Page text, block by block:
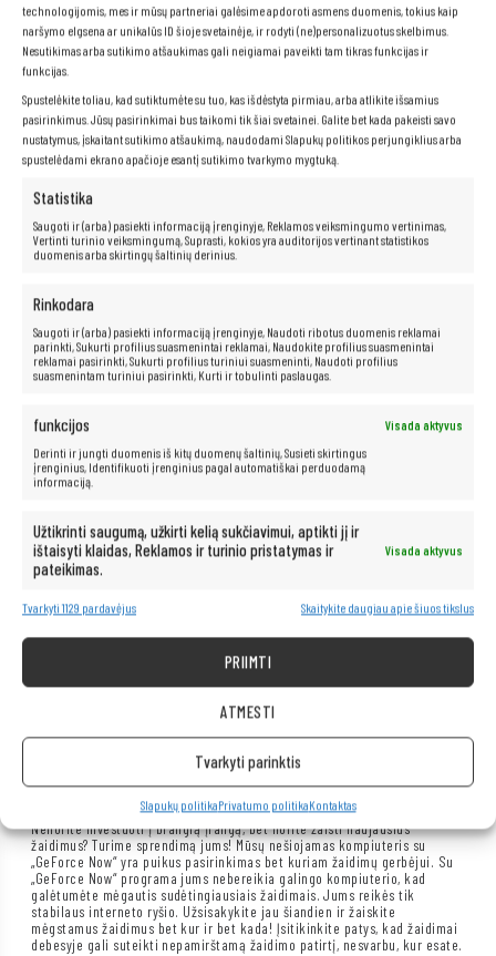
technologijomis, mes ir mūsų partneriai galėsime apdoroti asmens duomenis, tokius kaip
naršymo elgsena ar unikalūs ID šioje svetainėje, ir rodyti (ne)personalizuotus skelbimus.
Nesutikimas arba sutikimo atšaukimas gali neigiamai paveikti tam tikras funkcijas ir
funkcijas.
Spustelėkite toliau, kad sutiktumėte su tuo, kas išdėstyta pirmiau, arba atlikite išsamius
pasirinkimus. Jūsų pasirinkimai bus taikomi tik šiai svetainei. Galite bet kada pakeisti savo
nustatymus, įskaitant sutikimo atšaukimą, naudodami Slapukų politikos perjungiklius arba
spustelėdami ekrano apačioje esantį sutikimo tvarkymo mygtuką.
Statistika
Saugoti ir (arba) pasiekti informaciją įrenginyje, Reklamos veiksmingumo vertinimas,
Vertinti turinio veiksmingumą, Suprasti, kokios yra auditorijos vertinant statistikos
duomenis arba skirtingų šaltinių derinius.
Rinkodara
Saugoti ir (arba) pasiekti informaciją įrenginyje, Naudoti ribotus duomenis reklamai
parinkti, Sukurti profilius suasmenintai reklamai, Naudokite profilius suasmenintai
reklamai pasirinkti, Sukurti profilius turiniui suasmeninti, Naudoti profilius
suasmenintam turiniui pasirinkti, Kurti ir tobulinti paslaugas.
funkcijos
Visada aktyvus
Derinti ir jungti duomenis iš kitų duomenų šaltinių, Susieti skirtingus
įrenginius, Identifikuoti įrenginius pagal automatiškai perduodamą
informaciją.
Užtikrinti saugumą, užkirti kelią sukčiavimui, aptikti jį ir
ištaisyti klaidas, Reklamos ir turinio pristatymas ir
pateikimas.
Visada aktyvus
Tvarkyti 1129 pardavėjus Skaitykite daugiau apie šiuos tikslus
PRIIMTI
ATMESTI
Tvarkyti parinktis
Slapukų politikaPrivatumo politikaKontaktas
„Intel Core i5-8265u“ procesorius
„Intel Core i5“procesoriai yra puikus sprendimas tiems, kurie ieško
galingo ir greito kompiuterio. Jie padidina našumą, leidžia vartotojams
mėgautis greitu failų ir programų atidarymu bei greitu perėjimu tarp
programų ir tinklalapių. Be to, šie procesoriai siūlo išskirtines pramogų
galimybes ir sklandų aukštos raiškos vaizdo atkūrimą.
Neribotos multimedijos galimybės yra
Kompiuteris taip pat idealiai tinka visoms multimedijos programoms.
Be vargo transliuokite filmus ir muziką geriausia kokybe iš tokių
platformų kaip „Netflix“, „HBO“, „Amazon“, „YouTube“, „Spotify“ ir
Nenorite investuoti į brangią įrangą, bet norite žaisti naujausius
žaidimus? Turime sprendimą jums! Mūsų nešiojamas kompiuteris su
„GeForce Now“ yra puikus pasirinkimas bet kuriam žaidimų gerbėjui. Su
„GeForce Now“ programa jums nebereikia galingo kompiuterio, kad
galėtumėte mėgautis sudėtingiausiais žaidimais. Jums reikės tik
stabilaus interneto ryšio. Užsisakykite jau šiandien ir žaiskite
mėgstamus žaidimus bet kur ir bet kada! Įsitikinkite patys, kad žaidimai
debesyje gali suteikti nepamirštamą žaidimo patirtį, nesvarbu, kur esate.